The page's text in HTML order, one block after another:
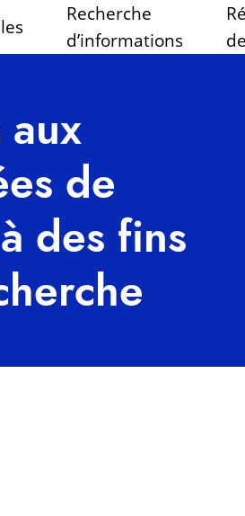
Recherche
d’informations
aux
de
des fins